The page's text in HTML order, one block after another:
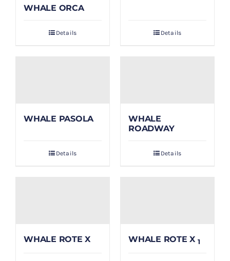
WHALE ORCA
Details Details
WHALE PASOLA
Details
WHALE
ROADWAY
Details
WHALE ROTE X WHALE ROTE X 1